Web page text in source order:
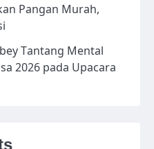
Pangan Murah,
Tantang Mental
2026 pada Upacara